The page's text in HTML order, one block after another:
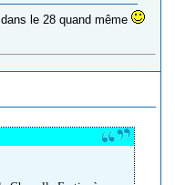
le 28 quand même